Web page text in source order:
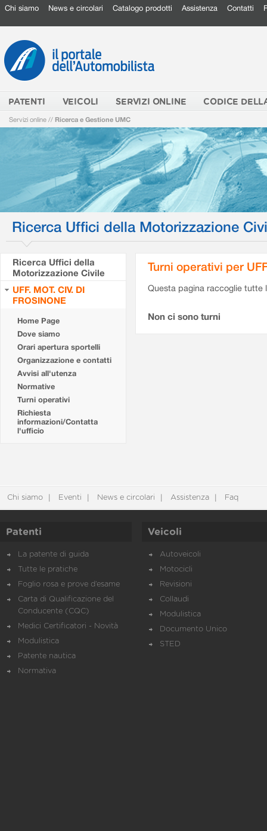
Chi siamo News e circolari Catalogo prodotti Assistenza Contatti
PATENTI VEICOLI SERVIZI ONLINE CODICE
Servizi online // Ricerca e Gestione UMC
Ricerca Uffici della Motorizzazione
Ricerca Uffici della
Motorizzazione Civile
UFF. MOT. CIV. DI
FROSINONE
Home Page
Dove siamo
Orari apertura sportelli
Organizzazione e contatti
Avvisi all'utenza
Normative
Turni operativi
Richiesta
informazioni/Contatta
l'ufficio
Turni operativi per
Questa pagina raccoglie tutte
Non ci sono turni
Chi siamo Eventi News e circolari Assistenza Faq
Patenti
La patente di guida
Tutte le pratiche
Foglio rosa e prove d’esame
Carta di Qualificazione del
Conducente (CQC)
Medici Certificatori - Novità
Modulistica
Patente nautica
Normativa
Veicoli
Autoveicoli
Motocicli
Revisioni
Collaudi
Modulistica
Documento Unico
STED